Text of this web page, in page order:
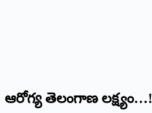
ఆరోగ్య తెలంగాణ లక్ష్యం…!